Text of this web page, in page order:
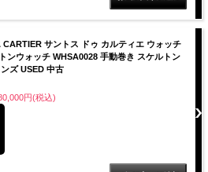
CARTIER サントス ドゥ カルティエ ウォッチ
ンウォッチ WHSA0028 手動巻き スケルトン
ズ USED 中古
円(税込)